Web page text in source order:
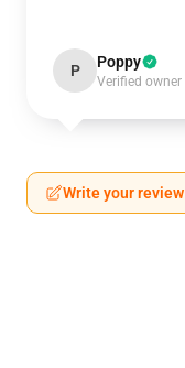
P Poppy
Verified owner
Write your review